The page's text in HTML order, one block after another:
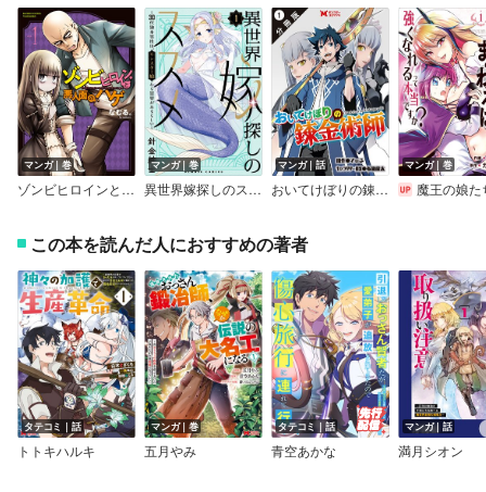
マンガ｜巻
ゾンビヒロインと悪人面のハゲ
マンガ｜巻
異世界嫁探しのススメ ～30代独身男性は、モンスター娘から需要があるらしい～【電子限定特典付き】
マンガ｜話
おいてけぼりの錬金術師（コミック） 分冊版
マンガ｜巻
魔王の娘たちとまぐわえば強くなれるって本当ですか？【
この本を読んだ人におすすめの著者
タテコミ｜話
トトキハルキ
マンガ｜巻
五月やみ
タテコミ｜話
青空あかな
マンガ｜話
満月シオン